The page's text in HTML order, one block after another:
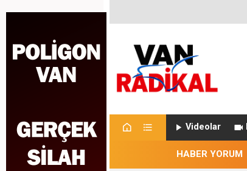
Videolar
HABER YORUM